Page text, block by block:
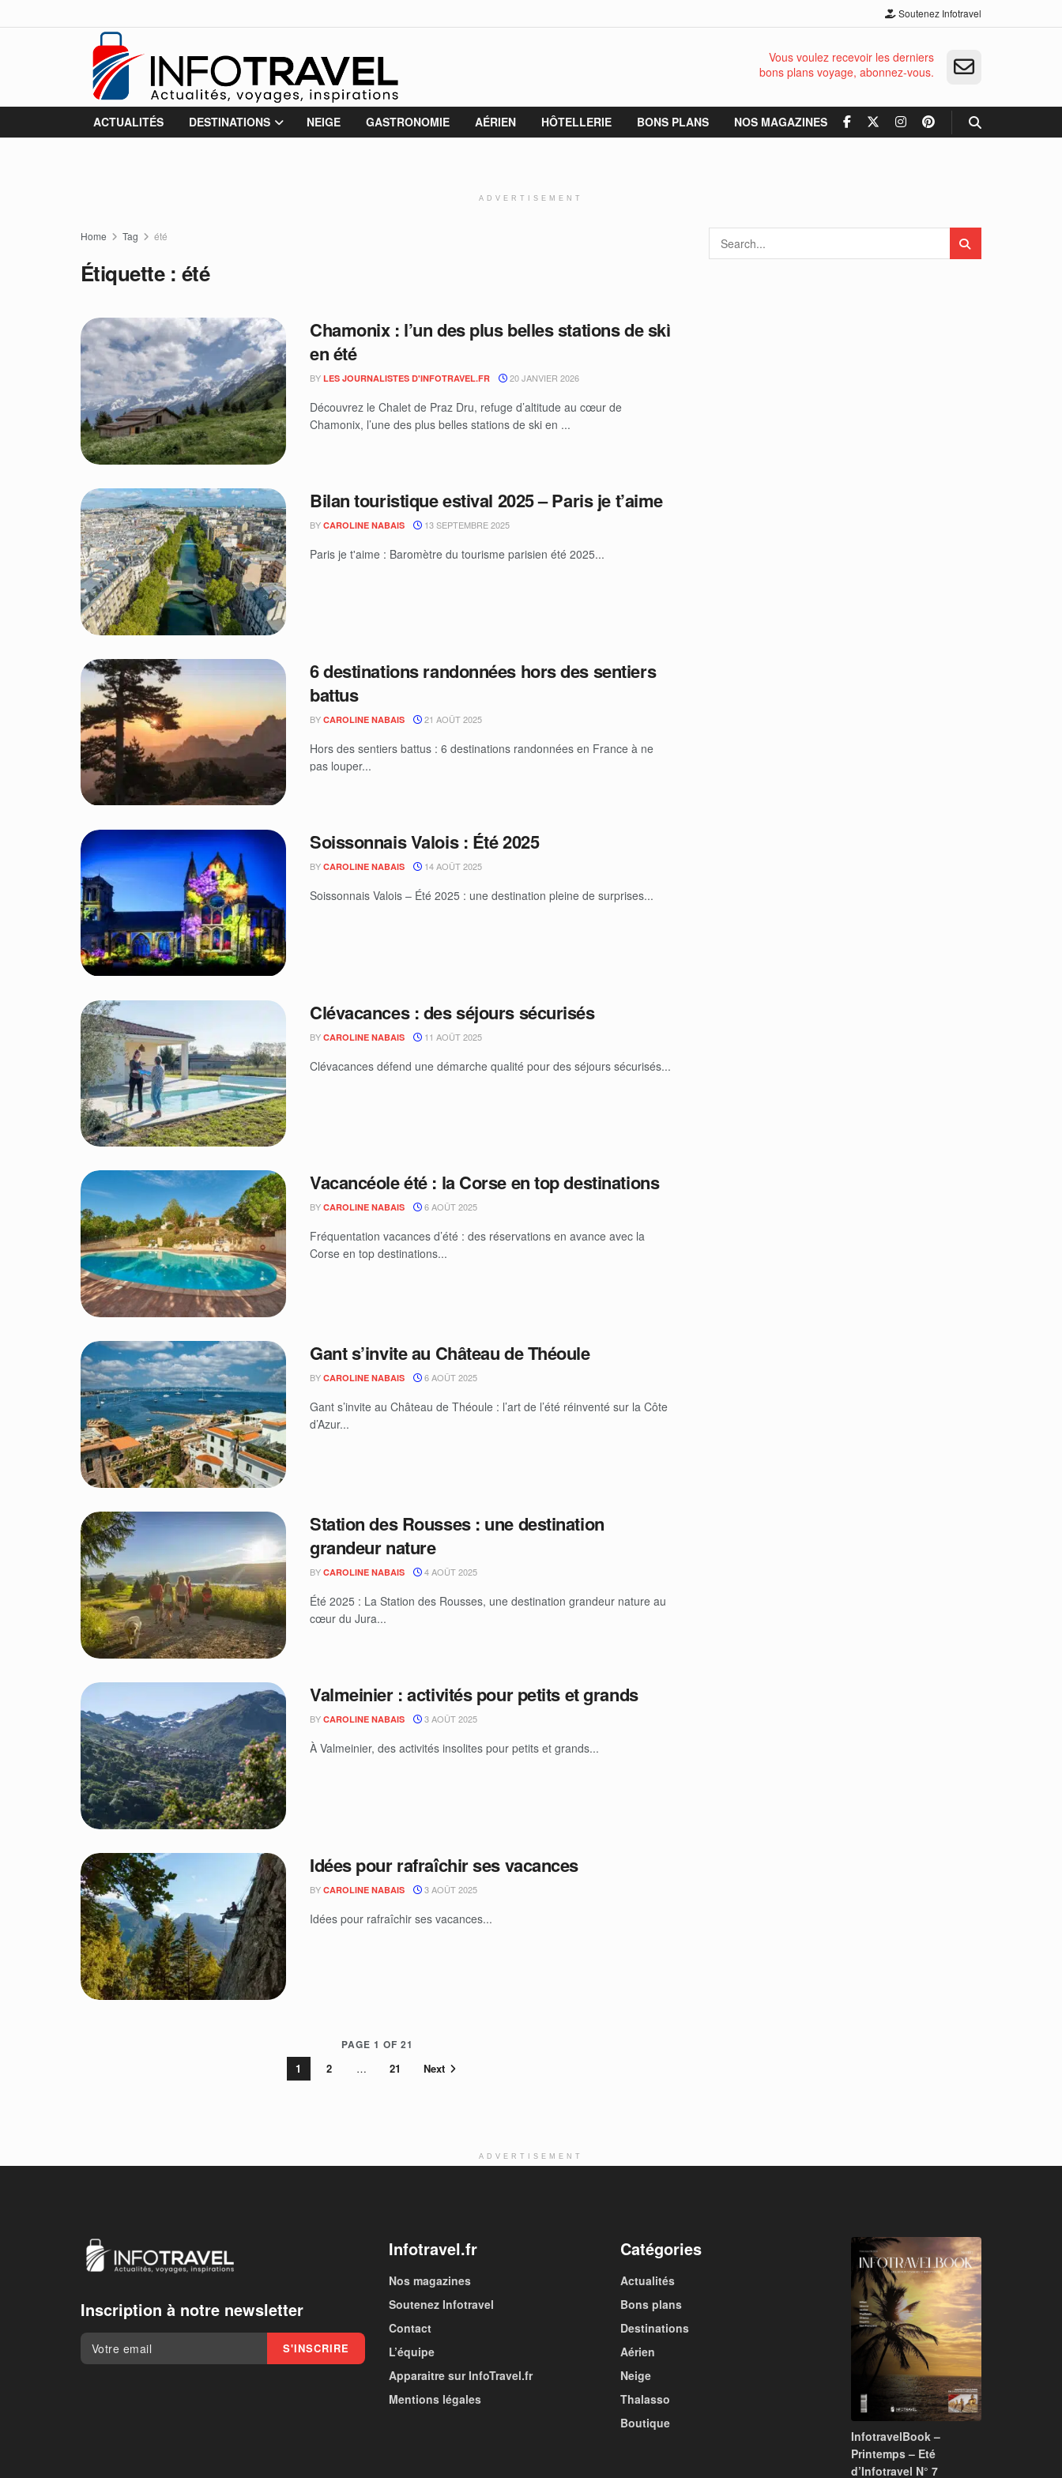
Soutenez Infotravel
Vous voulez recevoir les derniers
bons plans voyage, abonnez-vous.
ACTUALITÉS DESTINATIONS NEIGE GASTRONOMIE AÉRIEN HÔTELLERIE BONS PLANS NOS MAGAZINES
ADVERTISEMENT
Home Tag été
Étiquette : été
Chamonix : l’un des plus belles stations de ski
en été
BY LES JOURNALISTES D'INFOTRAVEL.FR 20 JANVIER 2026
Découvrez le Chalet de Praz Dru, refuge d’altitude au cœur de
Chamonix, l’une des plus belles stations de ski en ...
Bilan touristique estival 2025 – Paris je t’aime
BY CAROLINE NABAIS 13 SEPTEMBRE 2025
Paris je t'aime : Baromètre du tourisme parisien été 2025...
6 destinations randonnées hors des sentiers
battus
BY CAROLINE NABAIS 21 AOÛT 2025
Hors des sentiers battus : 6 destinations randonnées en France à ne
pas louper...
Soissonnais Valois : Été 2025
BY CAROLINE NABAIS 14 AOÛT 2025
Soissonnais Valois – Été 2025 : une destination pleine de surprises...
Clévacances : des séjours sécurisés
BY CAROLINE NABAIS 11 AOÛT 2025
Clévacances défend une démarche qualité pour des séjours sécurisés...
Vacancéole été : la Corse en top destinations
BY CAROLINE NABAIS 6 AOÛT 2025
Fréquentation vacances d’été : des réservations en avance avec la
Corse en top destinations...
Gant s’invite au Château de Théoule
BY CAROLINE NABAIS 6 AOÛT 2025
Gant s’invite au Château de Théoule : l’art de l’été réinventé sur la Côte
d’Azur...
Station des Rousses : une destination
grandeur nature
BY CAROLINE NABAIS 4 AOÛT 2025
Été 2025 : La Station des Rousses, une destination grandeur nature au
cœur du Jura...
Valmeinier : activités pour petits et grands
BY CAROLINE NABAIS 3 AOÛT 2025
À Valmeinier, des activités insolites pour petits et grands...
Idées pour rafraîchir ses vacances
BY CAROLINE NABAIS 3 AOÛT 2025
Idées pour rafraîchir ses vacances...
PAGE 1 OF 21
1 2 … 21 Next
ADVERTISEMENT
Inscription à notre newsletter
Infotravel.fr
Nos magazines
Soutenez Infotravel
Contact
L’équipe
Apparaitre sur InfoTravel.fr
Mentions légales
Catégories
Actualités
Bons plans
Destinations
Aérien
Neige
Thalasso
Boutique
InfotravelBook –
Printemps – Eté
d’Infotravel N° 7